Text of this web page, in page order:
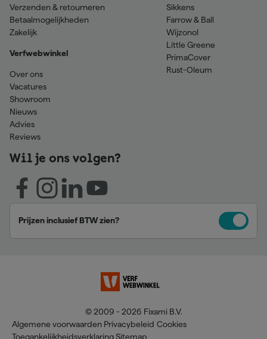
Verzenden & retourneren
Betaalmogelijkheden
Zakelijk
Verfwebwinkel
Over ons
Vacatures
Showroom
Nieuws
Advies
Reviews
Sikkens
Farrow & Ball
Wijzonol
Little Greene
PrimaCover
Rust-Oleum
Wil je ons volgen?
Prijzen inclusief BTW zien?
© 2009 - 2026 Fixami B.V.
Algemene voorwaarden Privacybeleid Cookies
Toegankelijkheidsverklaring Sitemap